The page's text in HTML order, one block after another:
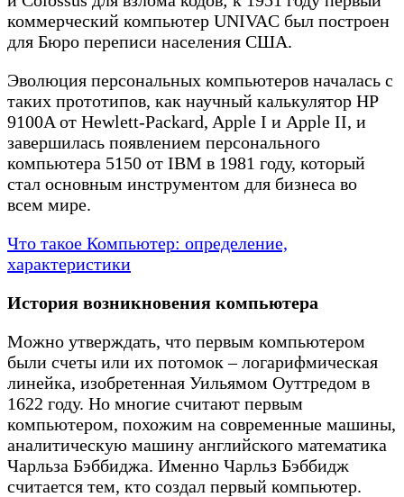
коммерческий компьютер UNIVAC был построен
для Бюро переписи населения США.
Эволюция персональных компьютеров началась с
таких прототипов, как научный калькулятор HP
9100A от Hewlett-Packard, Apple I и Apple II, и
завершилась появлением персонального
компьютера 5150 от IBM в 1981 году, который
стал основным инструментом для бизнеса во
всем мире.
Что такое Компьютер: определение,
характеристики
История возникновения компьютера
Можно утверждать, что первым компьютером
были счеты или их потомок – логарифмическая
линейка, изобретенная Уильямом Оуттредом в
1622 году. Но многие считают первым
компьютером, похожим на современные машины,
аналитическую машину английского математика
Чарльза Бэббиджа. Именно Чарльз Бэббидж
считается тем, кто создал первый компьютер.